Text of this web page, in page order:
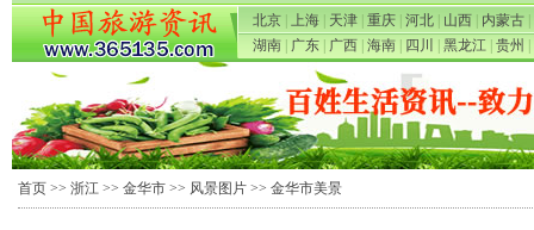
北京 上海 天津 重庆 河北 山西 内蒙古
湖南
广东 广西 海南 四川 黑龙江 贵州
首页 >> 浙江 >> 金华市 >> 风景图片 >> 金华市美景